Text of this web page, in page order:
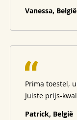
Vanessa, België
Prima toestel,
Juiste prijs-
Patrick, België